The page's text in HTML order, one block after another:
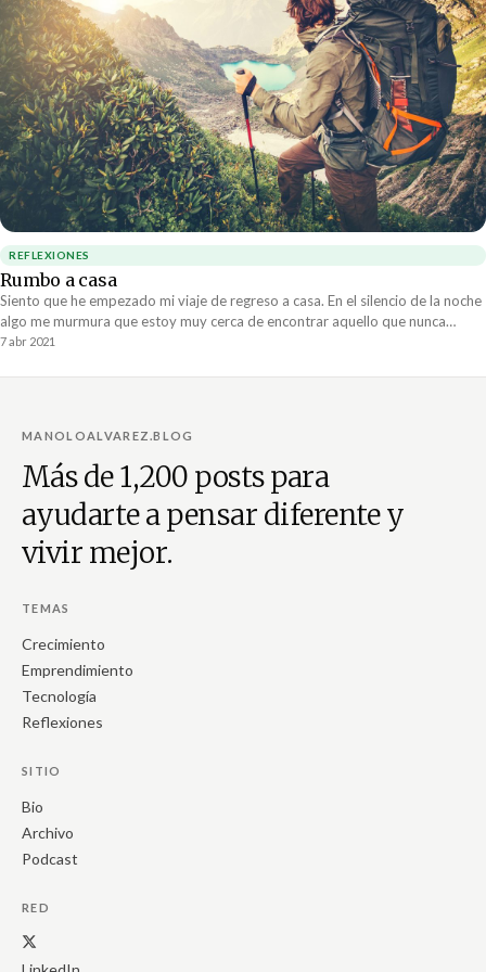
REFLEXIONES
Rumbo a casa
Siento que he empezado mi viaje de regreso a casa. En el silencio de la noche
algo me murmura que estoy muy cerca de encontrar aquello que nunca
terminé de perder.
7 abr 2021
MANOLOALVAREZ.BLOG
Más de 1,200 posts para
ayudarte a pensar diferente y
vivir mejor.
TEMAS
Crecimiento
Emprendimiento
Tecnología
Reflexiones
SITIO
Bio
Archivo
Podcast
RED